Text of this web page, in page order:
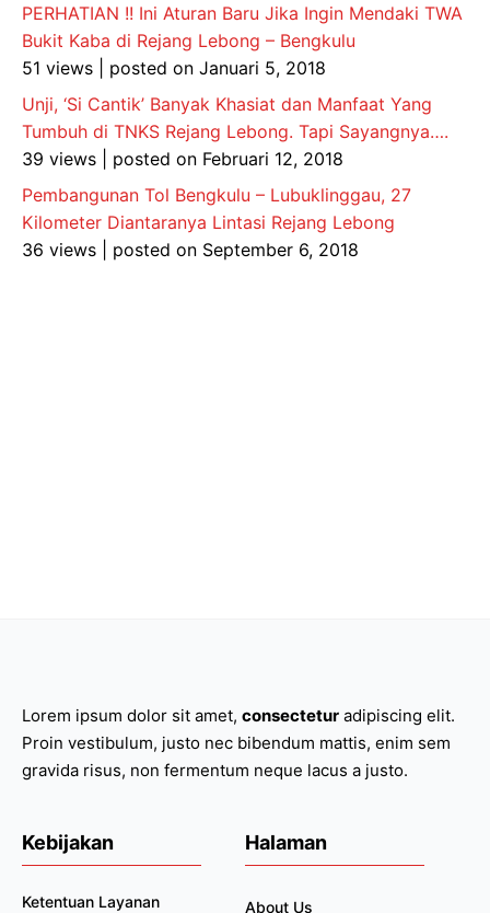
PERHATIAN !! Ini Aturan Baru Jika Ingin Mendaki TWA
Bukit Kaba di Rejang Lebong – Bengkulu
51 views
posted on Januari 5, 2018
Unji, ‘Si Cantik’ Banyak Khasiat dan Manfaat Yang
Tumbuh di TNKS Rejang Lebong. Tapi Sayangnya….
39 views
posted on Februari 12, 2018
Pembangunan Tol Bengkulu – Lubuklinggau, 27
Kilometer Diantaranya Lintasi Rejang Lebong
36 views
posted on September 6, 2018
Lorem ipsum dolor sit amet, consectetur adipiscing elit.
Proin vestibulum, justo nec bibendum mattis, enim sem
gravida risus, non fermentum neque lacus a justo.
Kebijakan
Ketentuan Layanan
Halaman
About Us